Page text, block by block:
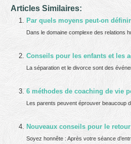
Articles Similaires:
Par quels moyens peut-on
Dans le domaine complexe des relations
Conseils pour les enfants et les
La séparation et le divorce sont des
6 méthodes de coaching de vie
Les parents peuvent éprouver beaucoup
Nouveaux conseils pour le
Soyez honnête : Après votre séance